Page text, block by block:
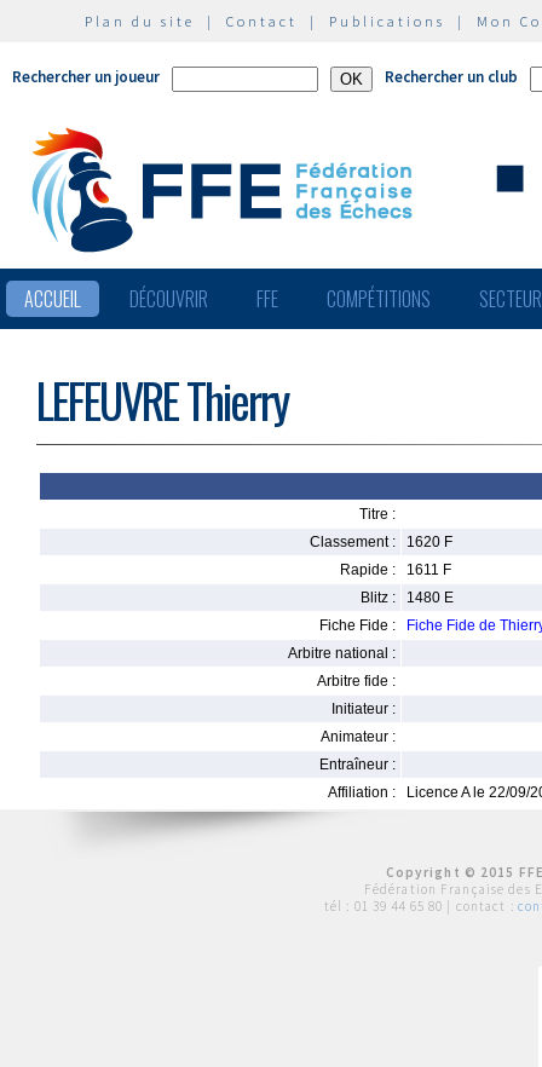
Plan du site | Contact | Publications | Mon
Rechercher un joueur Rechercher un club
ACCUEIL DÉCOUVRIR FFE COMPÉTITIONS
LEFEUVRE Thierry
Titre :
Classement :
1620 F
Rapide :
1611 F
Blitz :
1480 E
Fiche Fide :
Fiche Fide de
Arbitre national :
Arbitre fide :
Initiateur :
Animateur :
Entraîneur :
Affiliation :
Licence A le 22/09/
Copyright © 2015
Fédération Française des
tél : 01 39 44 65 80 | contact :